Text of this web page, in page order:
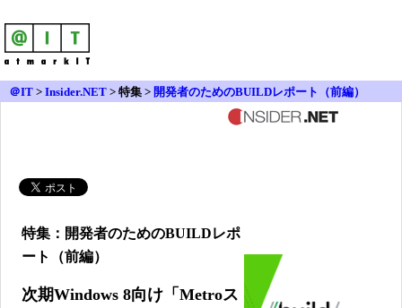
＠IT > Insider.NET > 特集 > 開発者のためのBUILDレポート（前編）
特集：開発者のためのBUILDレポ
ート（前編）
次期Windows 8向け「Metroス